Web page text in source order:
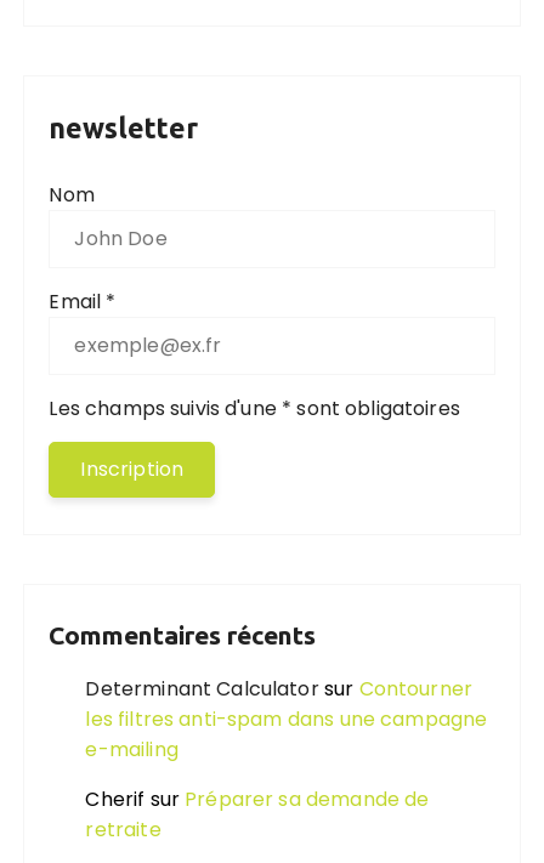
newsletter
Nom
Email *
Les champs suivis d'une * sont obligatoires
Commentaires récents
Determinant Calculatorsur Contourner
les filtres anti-spam dans une campagne
e-mailing
Cherif sur Préparer sa demande de
retraite